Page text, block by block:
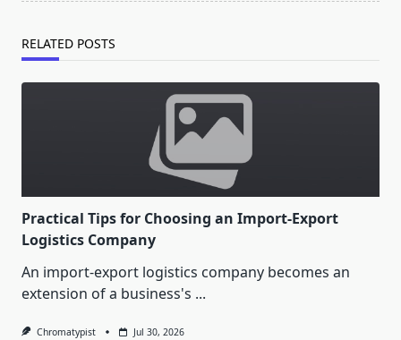
RELATED POSTS
Practical Tips for Choosing an Import-Export
Logistics Company
An import-export logistics company becomes an
extension of a business's ...
Chromatypist Jul 30, 2026